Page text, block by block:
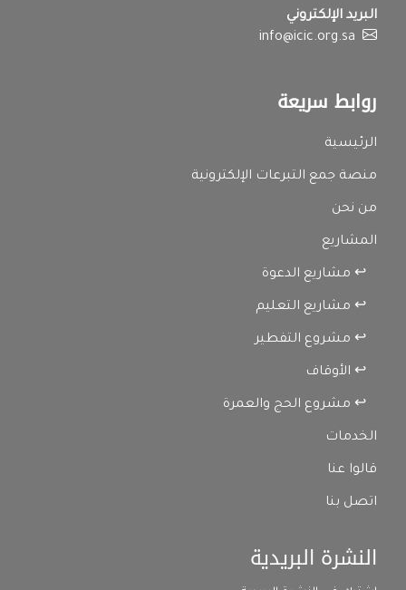
البريد الإلكتروني
info@icic.org.sa
روابط سريعة
الرئيسية
منصة جمع التبرعات الإلكترونية
من نحن
المشاريع
↩ مشاريع الدعوة
↩ مشاريع التعليم
↩ مشروع التفطير
↩ الأوقاف
↩ مشروع الحج والعمرة
الخدمات
قالوا عنا
اتصل بنا
النشرة البريدية